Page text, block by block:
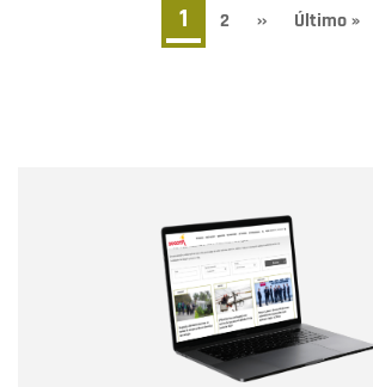
Página
actual
1 Page
2
Siguiente
››
Última
Último »
Correo electrónico
Tipo de comentario